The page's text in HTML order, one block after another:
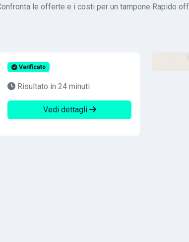
le offerte e i costi per un tampone Rapido
Verificato
Risultato in 24 minuti
Vedi dettagli